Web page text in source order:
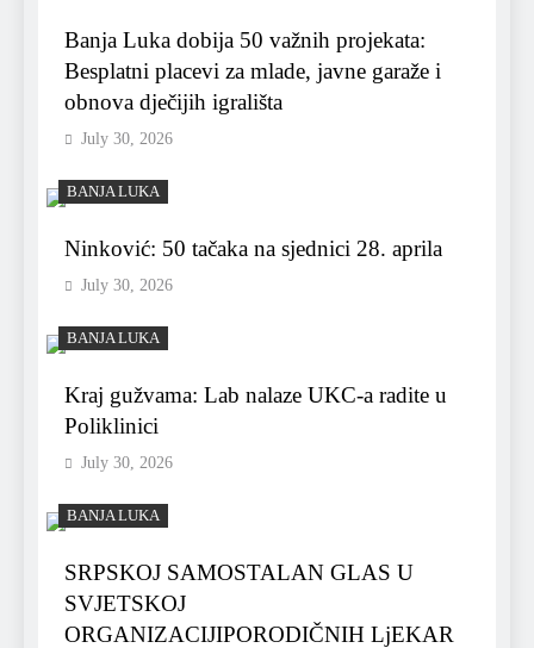
Banja Luka dobija 50 važnih projekata:
Besplatni placevi za mlade, javne garaže i
obnova dječijih igrališta
July 30, 2026
BANJA LUKA
Ninković: 50 tačaka na sjednici 28. aprila
July 30, 2026
BANJA LUKA
Kraj gužvama: Lab nalaze UKC-a radite u
Poliklinici
July 30, 2026
BANJA LUKA
SRPSKOJ SAMOSTALAN GLAS U
SVJETSKOJ
ORGANIZACIJIPORODIČNIH LjEKAR